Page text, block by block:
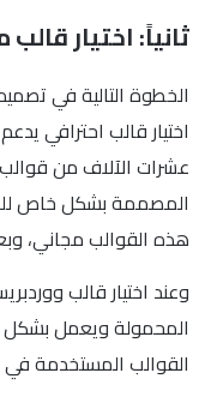
ثانياً: اختيار
الخطوة التالية في
اختيار قالب احترافي
عشرات الآلاف من
المصممة بشكل خاص
هذه القوالب مجاني،
وعند اختيار قالب
المحمولة ويعمل
القوالب المستخدمة